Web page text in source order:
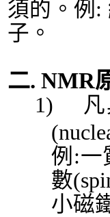
須的。例 :
子。
二. NMR
1)
例 :一
數
小磁